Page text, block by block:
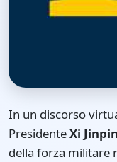
In un discorso
PresidenteXi
della forza militare